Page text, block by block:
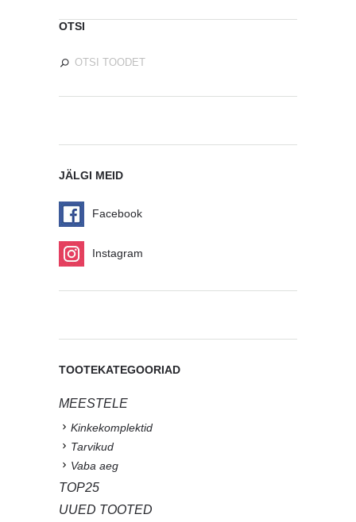
OTSI
JÄLGI MEID
Facebook
Instagram
TOOTEKATEGOORIAD
MEESTELE
Kinkekomplektid
Tarvikud
Vaba aeg
TOP25
UUED TOOTED